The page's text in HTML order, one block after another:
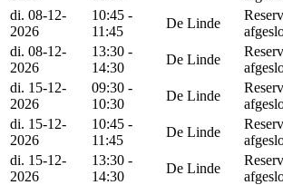
di. 08-12-
2026
10:45 -
11:45
De Linde
di. 08-12-
2026
13:30 -
14:30
De Linde
di. 15-12-
2026
09:30 -
10:30
De Linde
di. 15-12-
2026
10:45 -
11:45
De Linde
di. 15-12-
2026
13:30 -
14:30
De Linde